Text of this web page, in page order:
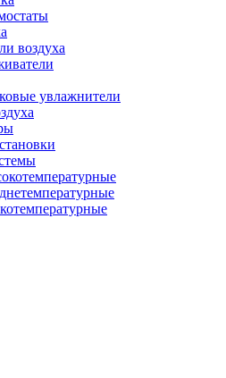
воздуха
увлажнители